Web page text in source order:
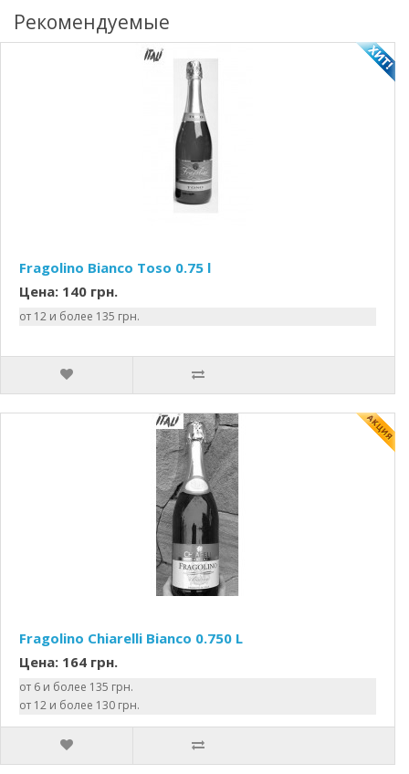
Рекомендуемые
Fragolino Bianco Toso 0.75 l
Цена: 140 грн.
от 12 и более 135 грн.
Fragolino Chiarelli Bianco 0.750 L
Цена: 164 грн.
от 6 и более 135 грн.
от 12 и более 130 грн.